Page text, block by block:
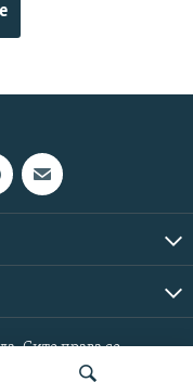
Сите права се